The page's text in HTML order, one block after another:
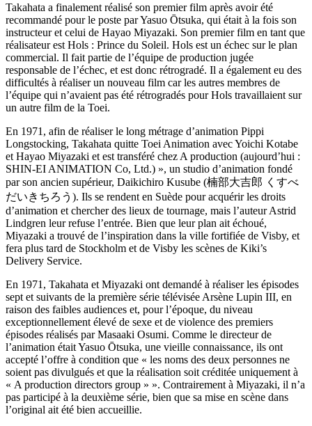
Takahata a finalement réalisé son premier film après avoir été
recommandé pour le poste par Yasuo Ōtsuka, qui était à la fois son
instructeur et celui de Hayao Miyazaki. Son premier film en tant que
réalisateur est Hols : Prince du Soleil. Hols est un échec sur le plan
commercial. Il fait partie de l’équipe de production jugée
responsable de l’échec, et est donc rétrogradé. Il a également eu des
difficultés à réaliser un nouveau film car les autres membres de
l’équipe qui n’avaient pas été rétrogradés pour Hols travaillaient sur
un autre film de la Toei.
En 1971, afin de réaliser le long métrage d’animation Pippi
Longstocking, Takahata quitte Toei Animation avec Yoichi Kotabe
et Hayao Miyazaki et est transféré chez A production (aujourd’hui :
SHIN-EI ANIMATION Co, Ltd.) », un studio d’animation fondé
par son ancien supérieur, Daikichiro Kusube (楠部大吉郎 くすべ
だいきちろう). Ils se rendent en Suède pour acquérir les droits
d’animation et chercher des lieux de tournage, mais l’auteur Astrid
Lindgren leur refuse l’entrée. Bien que leur plan ait échoué,
Miyazaki a trouvé de l’inspiration dans la ville fortifiée de Visby, et
fera plus tard de Stockholm et de Visby les scènes de Kiki’s
Delivery Service.
En 1971, Takahata et Miyazaki ont demandé à réaliser les épisodes
sept et suivants de la première série télévisée Arsène Lupin III, en
raison des faibles audiences et, pour l’époque, du niveau
exceptionnellement élevé de sexe et de violence des premiers
épisodes réalisés par Masaaki Osumi. Comme le directeur de
l’animation était Yasuo Ōtsuka, une vieille connaissance, ils ont
accepté l’offre à condition que « les noms des deux personnes ne
soient pas divulgués et que la réalisation soit créditée uniquement à
« A production directors group » ». Contrairement à Miyazaki, il n’a
pas participé à la deuxième série, bien que sa mise en scène dans
l’original ait été bien accueillie.